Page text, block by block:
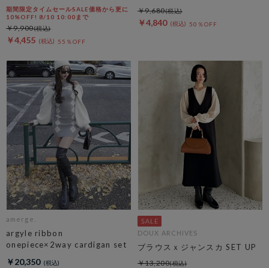
期間限定タイムセールSALE価格から更に
10%OFF! 8/10 10:00まで
￥4,455 55％OFF
￥9,900
￥4,840 50％OFF
￥9,680
amerge.
argyle ribbon
onepiece×2way cardigan set
￥20,350
DOUX ARCHIVES
ブラウスｘジャンスカ SET UP
￥13,200